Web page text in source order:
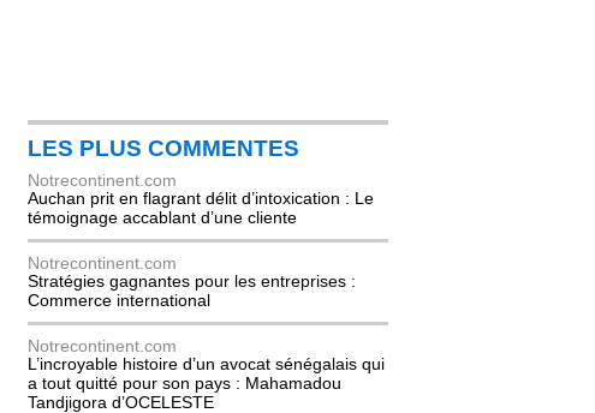
LES PLUS COMMENTES
Notrecontinent.com
Auchan prit en flagrant délit d’intoxication : Le
témoignage accablant d’une cliente
Notrecontinent.com
Stratégies gagnantes pour les entreprises :
Commerce international
Notrecontinent.com
L’incroyable histoire d’un avocat sénégalais qui
a tout quitté pour son pays : Mahamadou
Tandjigora d’OCELESTE